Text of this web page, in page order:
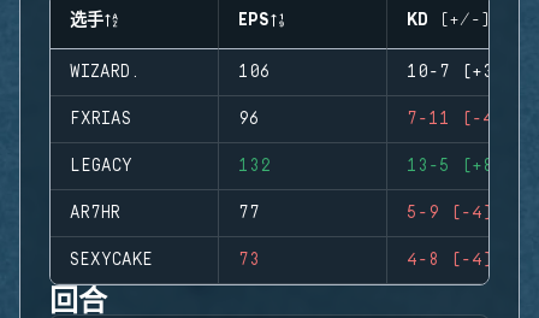
选手 EPS KD (+/-)
WIZARD. 106 10-7 (+3)
FXRIAS 96 7-11 (-4)
LEGACY 132 13-5 (+8)
AR7HR 77 5-9 (-4)
SEXYCAKE 73 4-8 (-4)
回合